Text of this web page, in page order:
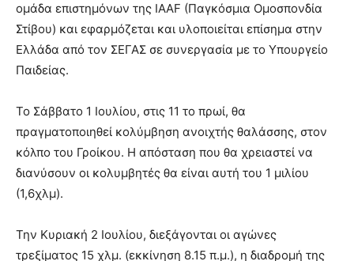
ομάδα επιστημόνων της IAAF (Παγκόσμια Ομοσπονδία
Στίβου) και εφαρμόζεται και υλοποιείται επίσημα στην
Ελλάδα από τον ΣΕΓΑΣ σε συνεργασία με το Υπουργείο
Παιδείας.
Το Σάββατο 1 Ιουλίου, στις 11 το πρωί, θα
πραγματοποιηθεί κολύμβηση ανοιχτής θαλάσσης, στον
κόλπο του Γροίκου. Η απόσταση που θα χρειαστεί να
διανύσουν οι κολυμβητές θα είναι αυτή του 1 μιλίου
(1,6χλμ).
Την Κυριακή 2 Ιουλίου, διεξάγονται οι αγώνες
τρεξίματος 15 χλμ. (εκκίνηση 8.15 π.μ.), η διαδρομή της